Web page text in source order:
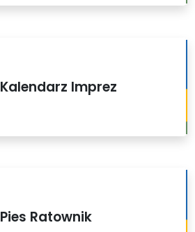
Kalendarz Imprez
Pies Ratownik